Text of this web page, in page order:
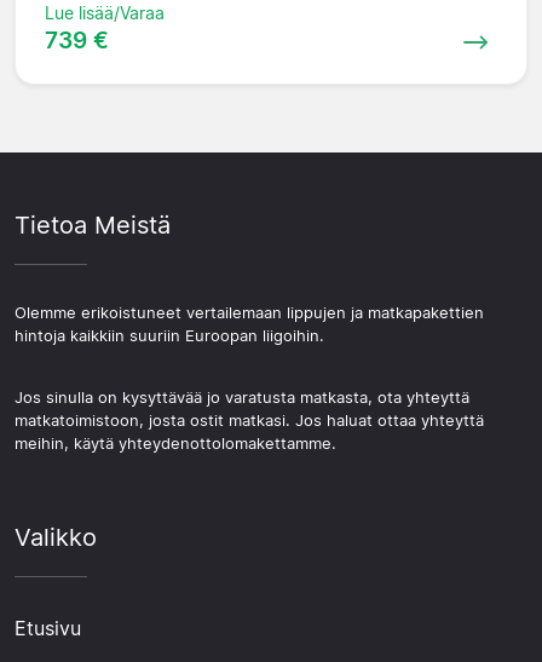
Lue lisää/Varaa
739 €
Tietoa Meistä
Olemme erikoistuneet vertailemaan lippujen ja matkapakettien
hintoja kaikkiin suuriin Euroopan liigoihin.
Jos sinulla on kysyttävää jo varatusta matkasta, ota yhteyttä
matkatoimistoon, josta ostit matkasi. Jos haluat ottaa yhteyttä
meihin, käytä yhteydenottolomakettamme.
Valikko
Etusivu